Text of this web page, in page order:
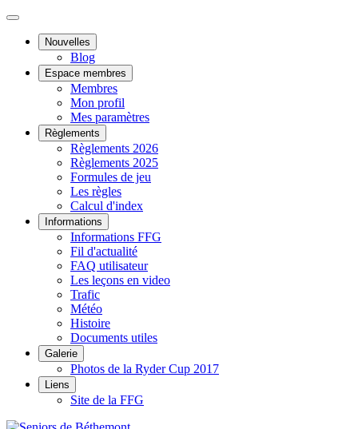
Nouvelles
Blog
Espace membres
Membres
Mon profil
Mes paramètres
Règlements
Règlements 2026
Règlements 2025
Formules de jeu
Les règles
Calcul d'index
Informations
Informations FFG
Fil d'actualité
FAQ utilisateur
Les leçons en video
Trafic
Météo
Histoire
Documents utiles
Galerie
Photos de la Ryder Cup 2017
Liens
Site de la FFG